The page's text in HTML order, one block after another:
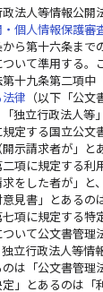
政法人等情報公開
個人情報保護審
ら第十六条まで
いて準用する。
十九条第二項中
律 （以下「公
独立行政法人等
定する国立公文
示請求者が」と
項に規定する利
をした者が」と
見書」とあるの
項に規定する特
いて公文書管理
立行政法人等情
は「公文書管理
」とあるのは「